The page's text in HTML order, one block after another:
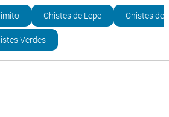
Chistes de Lepe Chistes de
Verdes